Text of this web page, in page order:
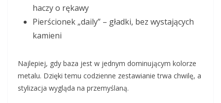
haczy o rękawy
Pierścionek „daily” – gładki, bez wystających
kamieni
Najlepiej, gdy baza jest w jednym dominującym kolorze
metalu. Dzięki temu codzienne zestawianie trwa chwilę, a
stylizacja wygląda na przemyślaną.